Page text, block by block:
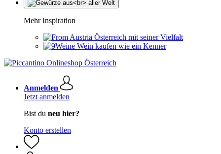
Mehr Inspiration
Österreich mit seiner Vielfalt
Wein kaufen wie ein Kenner
Anmelden
Jetzt anmelden
Bist du neu hier?
Konto erstellen